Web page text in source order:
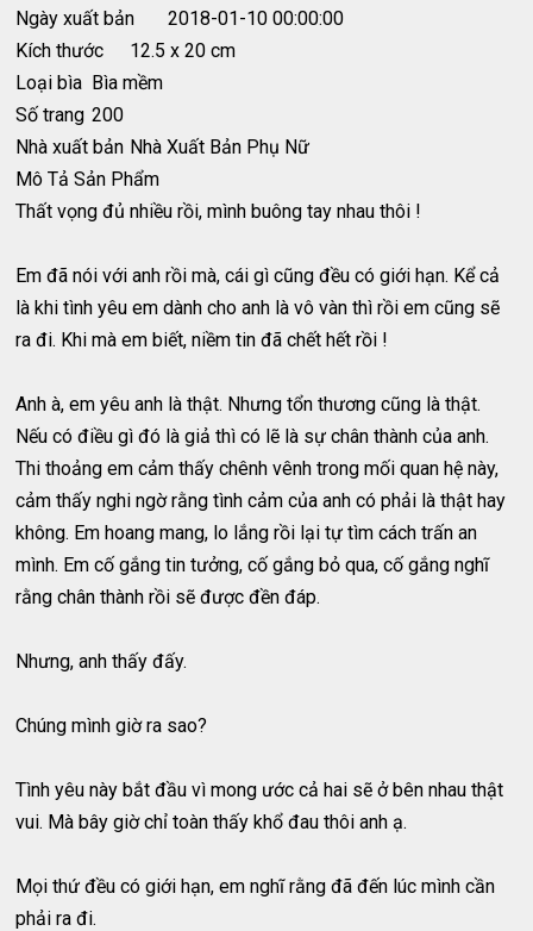
Ngày xuất bản
2018-01-10 00:00:00
Kích thước
12.5 x 20 cm
Loại bìa Bìa mềm
Số trang 200
Nhà xuất bản Nhà Xuất Bản Phụ Nữ
Mô Tả Sản Phẩm
Thất vọng đủ nhiều rồi, mình buông tay nhau thôi !
Em đã nói với anh rồi mà, cái gì cũng đều có giới hạn. Kể cả
là khi tình yêu em dành cho anh là vô vàn thì rồi em cũng sẽ
ra đi. Khi mà em biết, niềm tin đã chết hết rồi !
Anh à, em yêu anh là thật. Nhưng tổn thương cũng là thật.
Nếu có điều gì đó là giả thì có lẽ là sự chân thành của anh.
Thi thoảng em cảm thấy chênh vênh trong mối quan hệ này,
cảm thấy nghi ngờ rằng tình cảm của anh có phải là thật hay
không. Em hoang mang, lo lắng rồi lại tự tìm cách trấn an
mình. Em cố gắng tin tưởng, cố gắng bỏ qua, cố gắng nghĩ
rằng chân thành rồi sẽ được đền đáp.
Nhưng, anh thấy đấy.
Chúng mình giờ ra sao?
Tình yêu này bắt đầu vì mong ước cả hai sẽ ở bên nhau thật
vui. Mà bây giờ chỉ toàn thấy khổ đau thôi anh ạ.
Mọi thứ đều có giới hạn, em nghĩ rằng đã đến lúc mình cần
phải ra đi.